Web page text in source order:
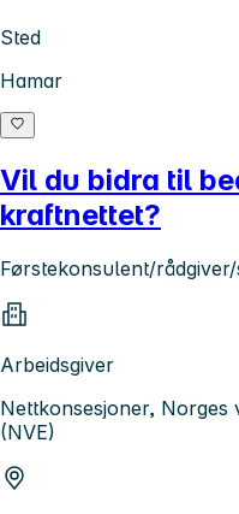
Sted
Hamar
Vil du bidra til
kraftnettet?
Førstekonsulent/
Arbeidsgiver
Nettkonsesjoner, Norges
(NVE)